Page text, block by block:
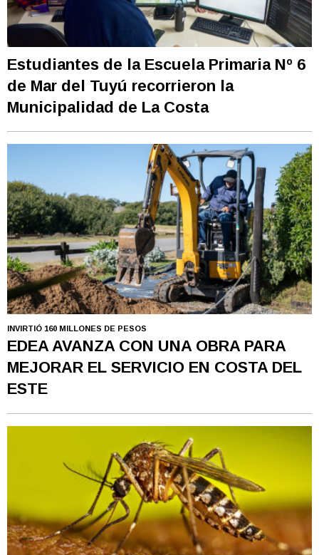
Estudiantes de la Escuela Primaria Nº 6
de Mar del Tuyú recorrieron la
Municipalidad de La Costa
INVIRTIÓ 160 MILLONES DE PESOS
EDEA AVANZA CON UNA OBRA PARA
MEJORAR EL SERVICIO EN COSTA DEL
ESTE